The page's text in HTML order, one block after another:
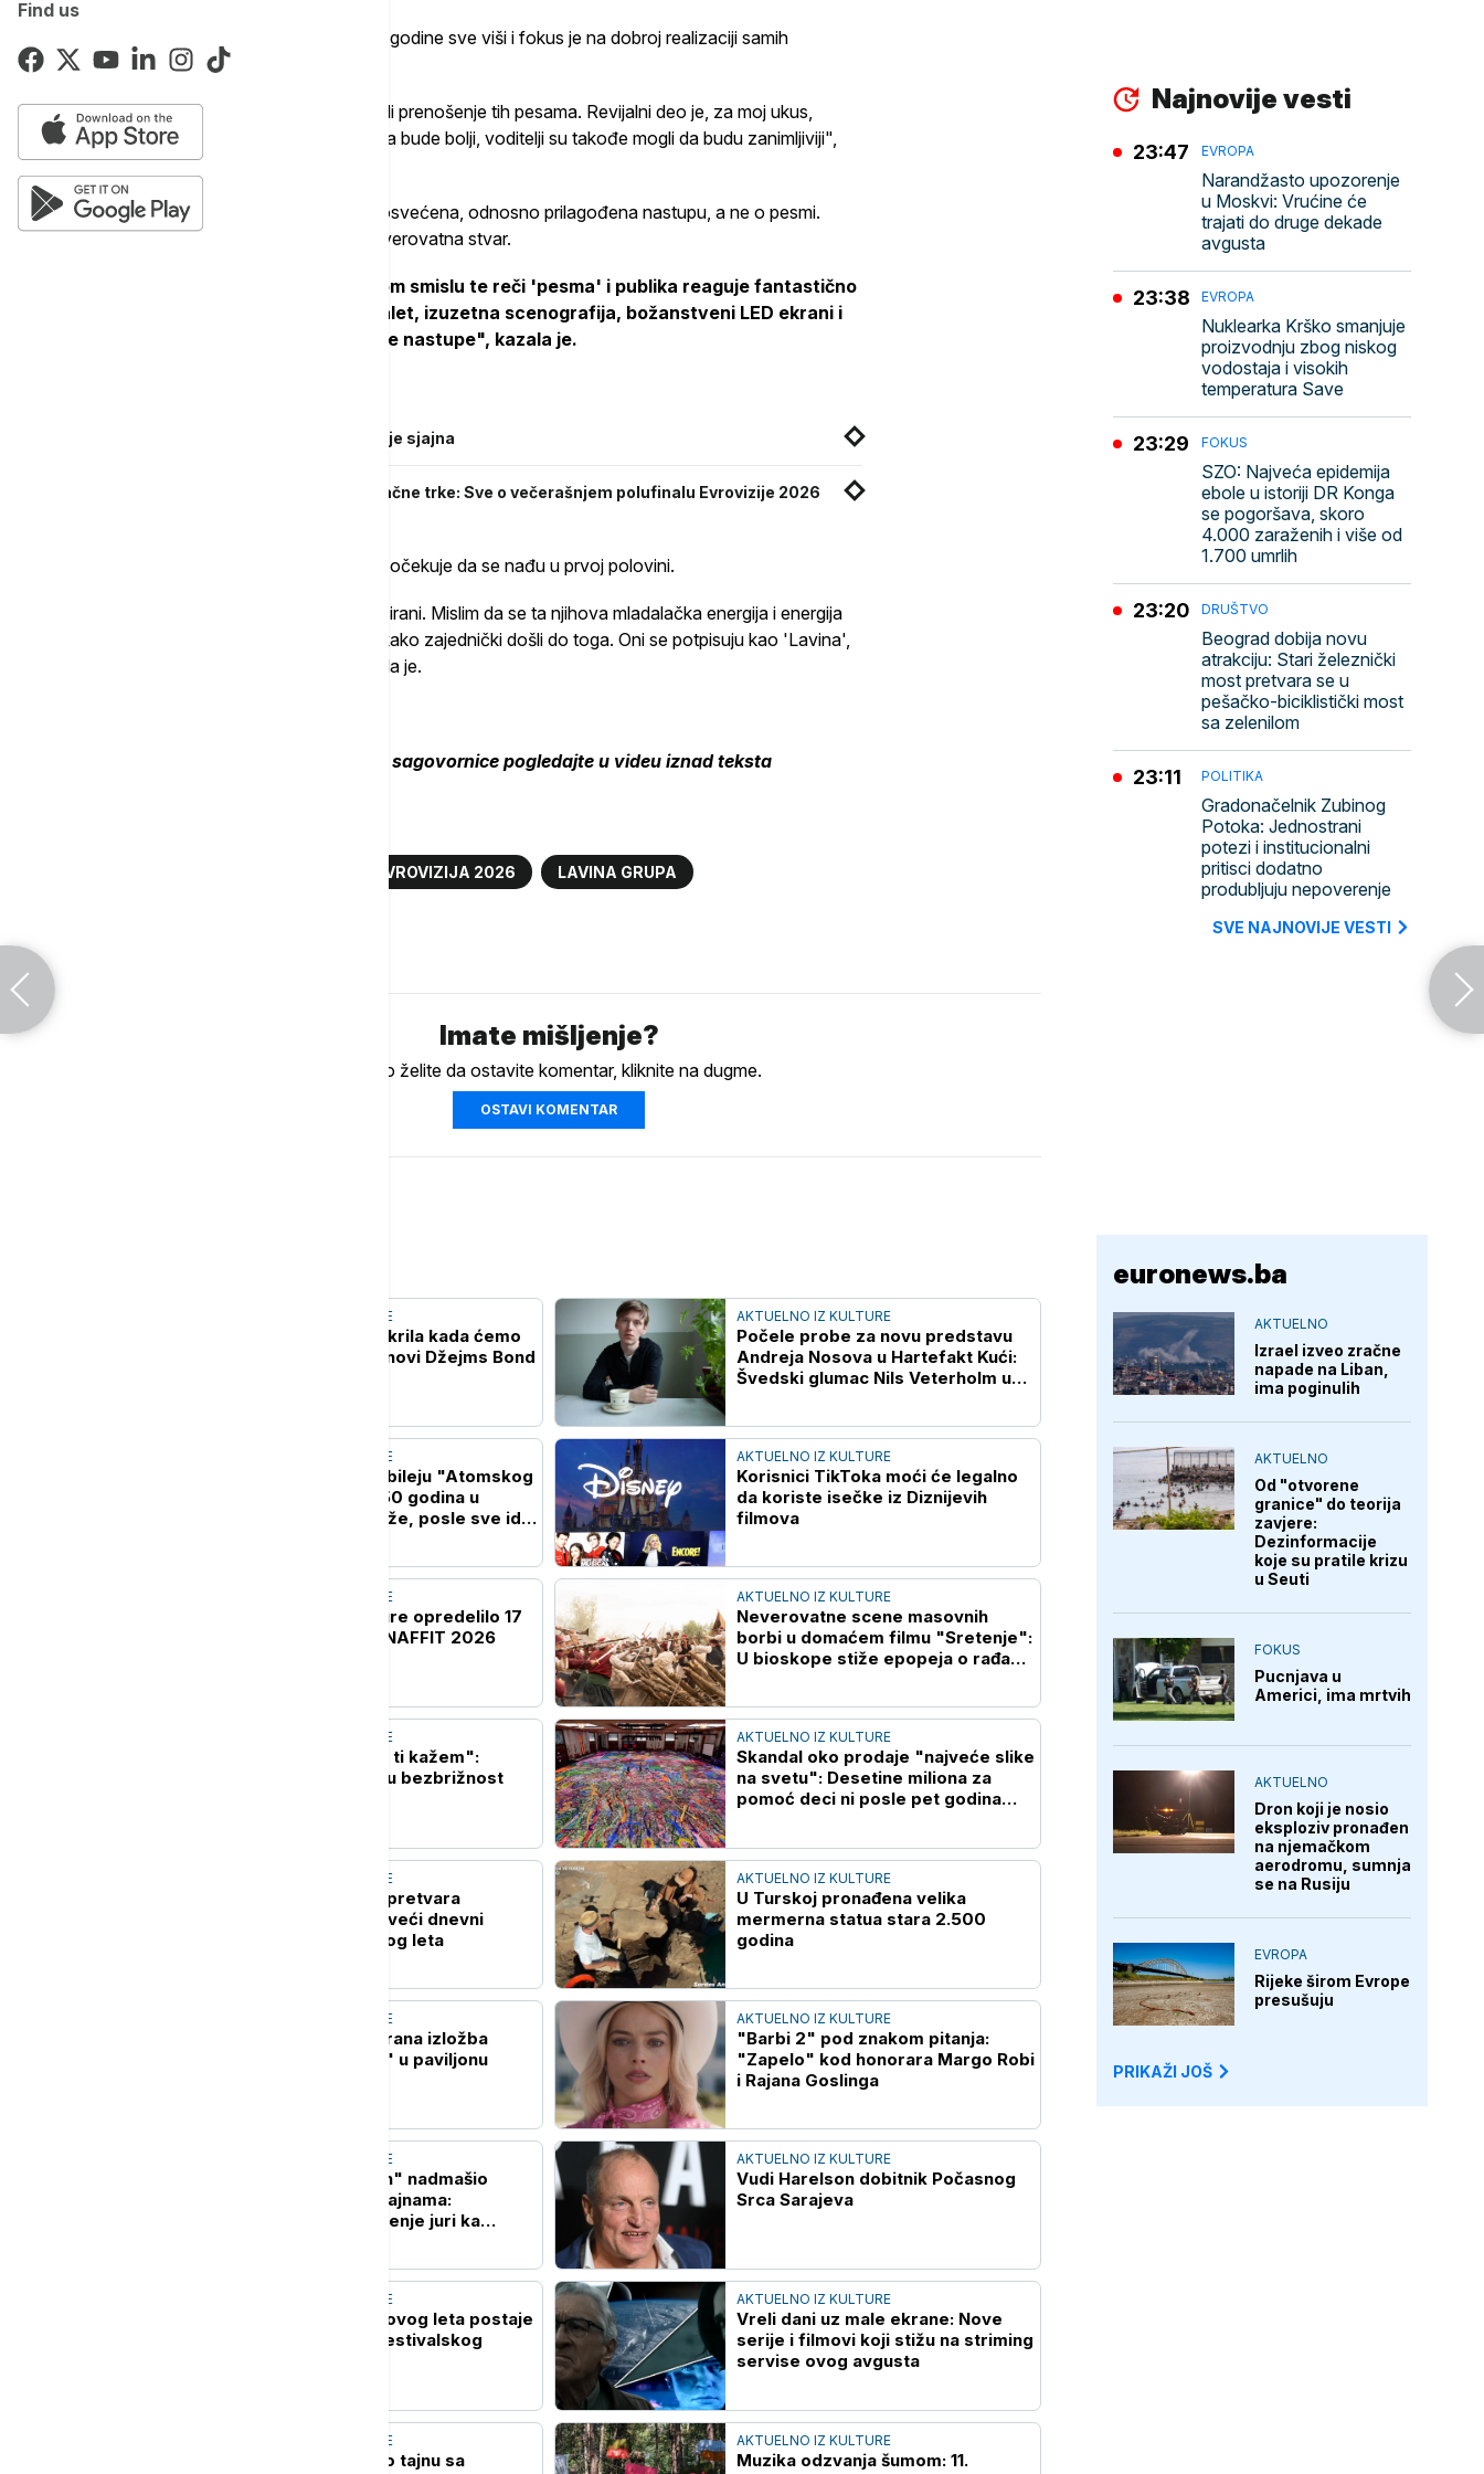
Find us
S druge strane, tehnički standard je svake godine sve viši i fokus je na dobroj realizaciji samih
takmičarskih pesama.
"Mislim da su ove godine jako dobro uradili prenošenje tih pesama. Revijalni deo je, za moj ukus,
mogao da bude bolji, scenario je mogao da bude bolji, voditelji su takođe mogli da budu zanimljiviji",
ukazala je.
Ocenila je i da li je Evrovizija danas više posvećena, odnosno prilagođena nastupu, a ne o pesmi.
Istakla je da jeste i da se dešava jedna neverovatna stvar.
"Pojavila se italijanska pesma u pravom smislu te reči 'pesma' i publika reaguje fantastično
na nešto što nije samo pirotehnika, balet, izuzetna scenografija, božanstveni LED ekrani i
razne neke poruke koje se šalju kroz te nastupe", kazala je.
Predstavnik Grčke na Evroviziji: Lavina je sjajna
Uskoro će biti poznati svi učesnici konačne trke: Sve o večerašnjem polufinalu Evrovizije 2026
Govorila je i o grupi "Lavina" navodeći da očekuje da se nađu u prvoj polovini.
"Naravno, volela bih da budu što više plasirani. Mislim da se ta njihova mladalačka energija i energija
njih kao grupe i drugara, oseća. Oni su nekako zajednički došli do toga. Oni se potpisuju kao 'Lavina',
kod njih nijedna osoba nije izdvojena", rekla je.
Kompletno gostovanje naše sagovornice pogledajte u videu iznad teksta
EVROVIZIJA 2026 LAVINA GRUPA
Imate mišljenje?
Ukoliko želite da ostavite komentar, kliknite na dugme.
OSTAVI KOMENTAR
AKTUELNO IZ KULTURE
Producentkinja otkrila kada ćemo
saznati ko će biti novi Džejms Bond
AKTUELNO IZ KULTURE
Počele probe za novu predstavu
Andreja Nosova u Hartefakt Kući:
Švedski glumac Nils Veterholm u
AKTUELNO IZ KULTURE
Bruno Langer o jubileju "Atomskog
skloništa": Prvih 50 godina u
rokenrolu je najteže, posle sve ide
AKTUELNO IZ KULTURE
Korisnici TikToka moći će legalno
da koriste isečke iz Diznijevih
filmova
AKTUELNO IZ KULTURE
Ministarstvo kulture opredelilo 17
miliona dinara za NAFFIT 2026
AKTUELNO IZ KULTURE
Neverovatne scene masovnih
borbi u domaćem filmu "Sretenje":
U bioskope stiže epopeja o rađanju
AKTUELNO IZ KULTURE
"Još samo ovo da ti kažem":
Roman koji vraća u bezbrižnost
AKTUELNO IZ KULTURE
Skandal oko prodaje "najveće slike
na svetu": Desetine miliona za
pomoć deci ni posle pet godina
AKTUELNO IZ KULTURE
Art & Mix District pretvara
Kalemegdan u najveći dnevni
"Dance Floor" ovog leta
AKTUELNO IZ KULTURE
U Turskoj pronađena velika
mermerna statua stara 2.500
godina
AKTUELNO IZ KULTURE
Međunarodna žirirana izložba
"Otisak umetnika" u paviljonu
AKTUELNO IZ KULTURE
"Barbi 2" pod znakom pitanja:
"Zapelo" kod honorara Margo Robi
i Rajana Goslinga
AKTUELNO IZ KULTURE
Novi "Spajdermen" nadmašio
"Odiseju" na blagajnama:
Marvelovo ostvarenje juri ka
AKTUELNO IZ KULTURE
Vudi Harelson dobitnik Počasnog
Srca Sarajeva
AKTUELNO IZ KULTURE
Maxi H2O Stage i ovog leta postaje
centar dnevnog festivalskog
AKTUELNO IZ KULTURE
Vreli dani uz male ekrane: Nove
serije i filmovi koji stižu na striming
servise ovog avgusta
AKTUELNO IZ KULTURE
Met Dejmon otkrio tajnu sa
AKTUELNO IZ KULTURE
Muzika odzvanja šumom: 11.
Najnovije vesti
EVROPA
Narandžasto upozorenje
u Moskvi: Vrućine će
trajati do druge dekade
avgusta
23:47
EVROPA
Nuklearka Krško smanjuje
proizvodnju zbog niskog
vodostaja i visokih
temperatura Save
23:38
FOKUS
SZO: Najveća epidemija
ebole u istoriji DR Konga
se pogoršava, skoro
4.000 zaraženih i više od
1.700 umrlih
23:29
DRUŠTVO
Beograd dobija novu
atrakciju: Stari železnički
most pretvara se u
pešačko-biciklistički most
sa zelenilom
23:20
POLITIKA
Gradonačelnik Zubinog
Potoka: Jednostrani
potezi i institucionalni
pritisci dodatno
produbljuju nepoverenje
23:11
SVE NAJNOVIJE VESTI
euronews.ba
AKTUELNO
Izrael izveo zračne
napade na Liban,
ima poginulih
AKTUELNO
Od "otvorene
granice" do teorija
zavjere:
Dezinformacije
koje su pratile krizu
u Seuti
FOKUS
Pucnjava u
Americi, ima mrtvih
AKTUELNO
Dron koji je nosio
eksploziv pronađen
na njemačkom
aerodromu, sumnja
se na Rusiju
EVROPA
Rijeke širom Evrope
presušuju
PRIKAŽI JOŠ